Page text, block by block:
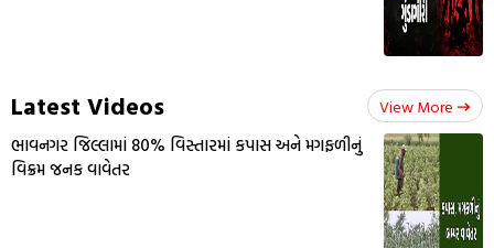
Latest Videos View More
ભાવનગર જિલ્લામાં 80% વિસ્તારમાં કપાસ અને મગફળીનું
વિક્રમ જનક વાવેતર